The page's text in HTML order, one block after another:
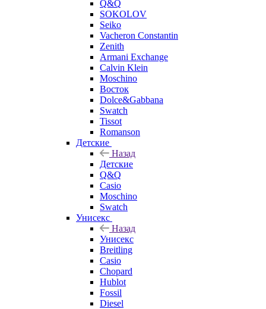
Q&Q
SOKOLOV
Seiko
Vacheron Constantin
Zenith
Armani Exchange
Calvin Klein
Moschino
Восток
Dolce&Gabbana
Swatch
Tissot
Romanson
Детские
Назад
Детские
Q&Q
Casio
Moschino
Swatch
Унисекс
Назад
Унисекс
Breitling
Casio
Chopard
Hublot
Fossil
Diesel